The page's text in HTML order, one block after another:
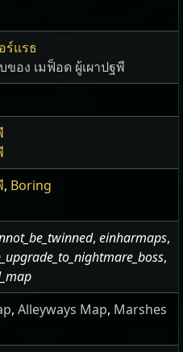
แรธ
อง เมฟ็อด ผู้เผาปฐพี
, Boring
, einharmaps,
,
, Alleyways Map, Marshes